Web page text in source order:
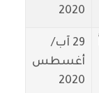
2020
29 آب/
أغسطس
2020